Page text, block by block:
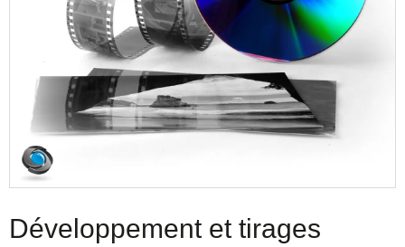
Développement et tirages